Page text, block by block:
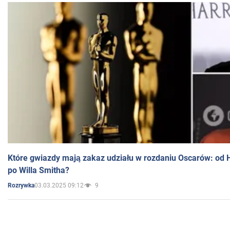
Które gwiazdy mają zakaz udziału w rozdaniu Oscarów: od
po Willa Smitha?
Rozrywka03.03.2025 09:12 9